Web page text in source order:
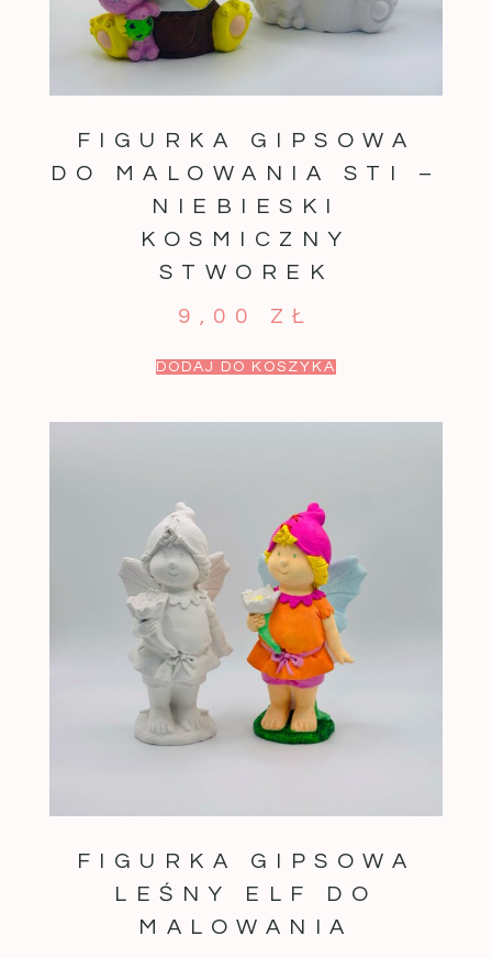
FIGURKA GIPSOWA
DO MALOWANIA STI –
NIEBIESKI
KOSMICZNY
STWOREK
9,00 ZŁ
DODAJ DO KOSZYKA
FIGURKA GIPSOWA
LEŚNY ELF DO
MALOWANIA